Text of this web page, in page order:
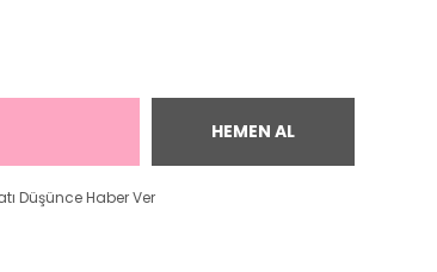
HEMEN AL
Düşünce Haber Ver